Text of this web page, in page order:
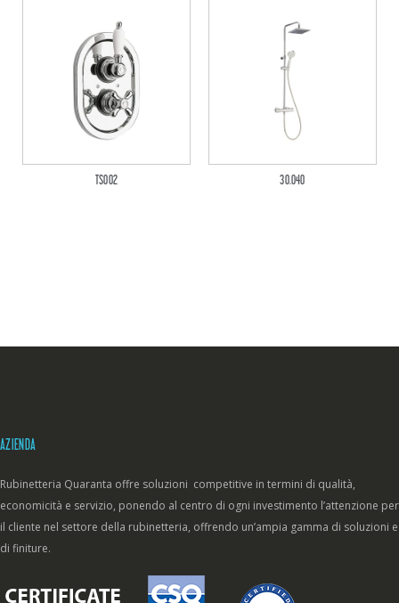
TS002 30.040
AZIENDA
Rubinetteria Quaranta offre soluzioni competitive in termini di qualità,
economicità e servizio, ponendo al centro di ogni investimento l’attenzione per
il cliente nel settore della rubinetteria, offrendo un’ampia gamma di soluzioni e
di finiture.